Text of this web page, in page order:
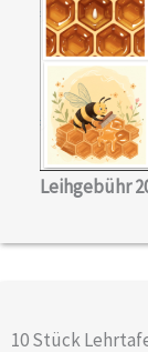
Leihgebühr
10 Stück